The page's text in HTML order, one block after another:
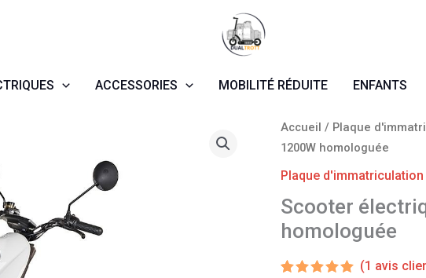
ACCESSORIES MOBILITÉ RÉDUITE ENFANTS
Accueil / Plaque
1200W homologuée
Plaque d'immatriculation
Scooter
homologuée
(1 avis
quantité
de
Scooter
Bella
XS
homologuée